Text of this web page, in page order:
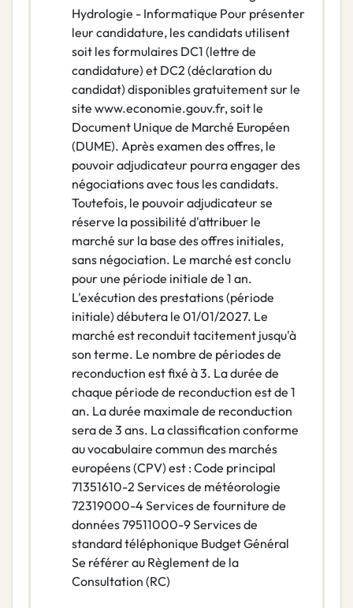
Hydrologie - Informatique Pour présenter
leur candidature, les candidats utilisent
soit les formulaires DC1 (lettre de
candidature) et DC2 (déclaration du
candidat) disponibles gratuitement sur le
site www.economie.gouv.fr, soit le
Document Unique de Marché Européen
(DUME). Après examen des offres, le
pouvoir adjudicateur pourra engager des
négociations avec tous les candidats.
Toutefois, le pouvoir adjudicateur se
réserve la possibilité d'attribuer le
marché sur la base des offres initiales,
sans négociation. Le marché est conclu
pour une période initiale de 1 an.
L'exécution des prestations (période
initiale) débutera le 01/01/2027. Le
marché est reconduit tacitement jusqu'à
son terme. Le nombre de périodes de
reconduction est fixé à 3. La durée de
chaque période de reconduction est de 1
an. La durée maximale de reconduction
sera de 3 ans. La classification conforme
au vocabulaire commun des marchés
européens (CPV) est : Code principal
71351610-2 Services de météorologie
72319000-4 Services de fourniture de
données 79511000-9 Services de
standard téléphonique Budget Général
Se référer au Règlement de la
Consultation (RC)